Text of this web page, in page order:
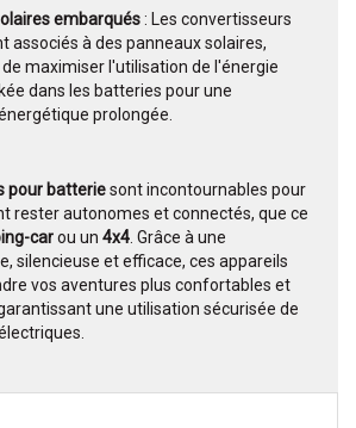
embarqués: Les convertisseurs
associés à des panneaux solaires,
maximiser l'utilisation de l'énergie
dans les batteries pour une
prolongée.
pour batteriesont incontournables pour
rester autonomes et connectés, que ce
carou un 4x4 . Grâce à une
silencieuse et efficace, ces appareils
vos aventures plus confortables et
une utilisation sécurisée de